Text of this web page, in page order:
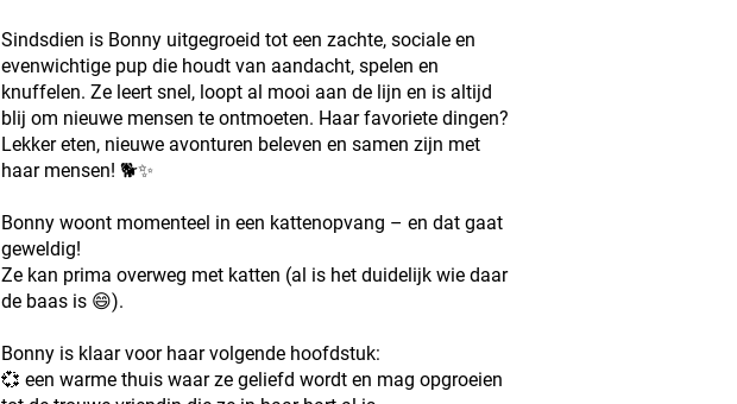
Sindsdien is Bonny uitgegroeid tot een zachte, sociale en
evenwichtige pup die houdt van aandacht, spelen en
knuffelen. Ze leert snel, loopt al mooi aan de lijn en is altijd
blij om nieuwe mensen te ontmoeten. Haar favoriete dingen?
Lekker eten, nieuwe avonturen beleven en samen zijn met
haar mensen! 🐕✨
Bonny woont momenteel in een kattenopvang – en dat gaat
geweldig!
Ze kan prima overweg met katten (al is het duidelijk wie daar
de baas is 😄).
Bonny is klaar voor haar volgende hoofdstuk:
💞 een warme thuis waar ze geliefd wordt en mag opgroeien